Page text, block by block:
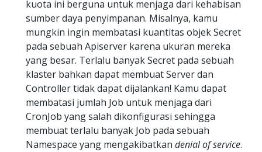
kuota ini berguna untuk menjaga dari kehabisan
sumber daya penyimpanan. Misalnya, kamu
mungkin ingin membatasi kuantitas objek Secret
pada sebuah Apiserver karena ukuran mereka
yang besar. Terlalu banyak Secret pada sebuah
klaster bahkan dapat membuat Server dan
Controller tidak dapat dijalankan! Kamu dapat
membatasi jumlah Job untuk menjaga dari
CronJob yang salah dikonfigurasi sehingga
membuat terlalu banyak Job pada sebuah
Namespace yang mengakibatkan denial of service.